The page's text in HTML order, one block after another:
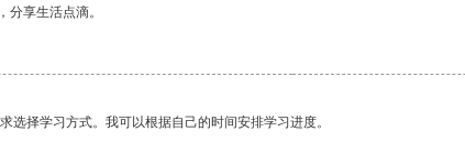
享生活点滴。
择学习方式。我可以根据自己的时间安排学习进度。